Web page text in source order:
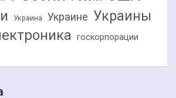
Украина Украине Украины
госкорпорации